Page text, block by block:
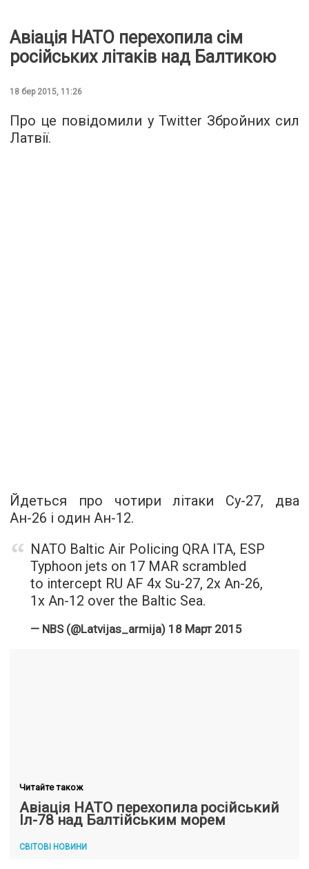
Авіація НАТО перехопила сім
російських літаків над Балтикою
18 бер 2015, 11:26
Про це повідомили у Twitter Збройних сил
Латвії.
Йдеться про чотири літаки Су-27, два
Ан-26 і один Ан-12.
NATO Baltic Air Policing QRA ITA, ESP
Typhoon jets on 17 MAR scrambled
to intercept RU AF 4x Su-27, 2x An-26,
1x An-12 over the Baltic Sea.
— NBS (@Latvijas_armija) 18 Март 2015
Читайте також
Авіація НАТО перехопила російський
Іл-78 над Балтійським морем
СВІТОВІ НОВИНИ